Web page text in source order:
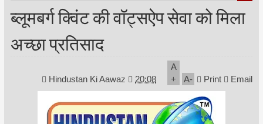
ब्लूमबर्ग क्विंट की वॉट्सऐप सेवा को मिला
अच्छा प्रतिसाद
Hindustan Ki Aawaz 20:08
A
+
A- Print Email